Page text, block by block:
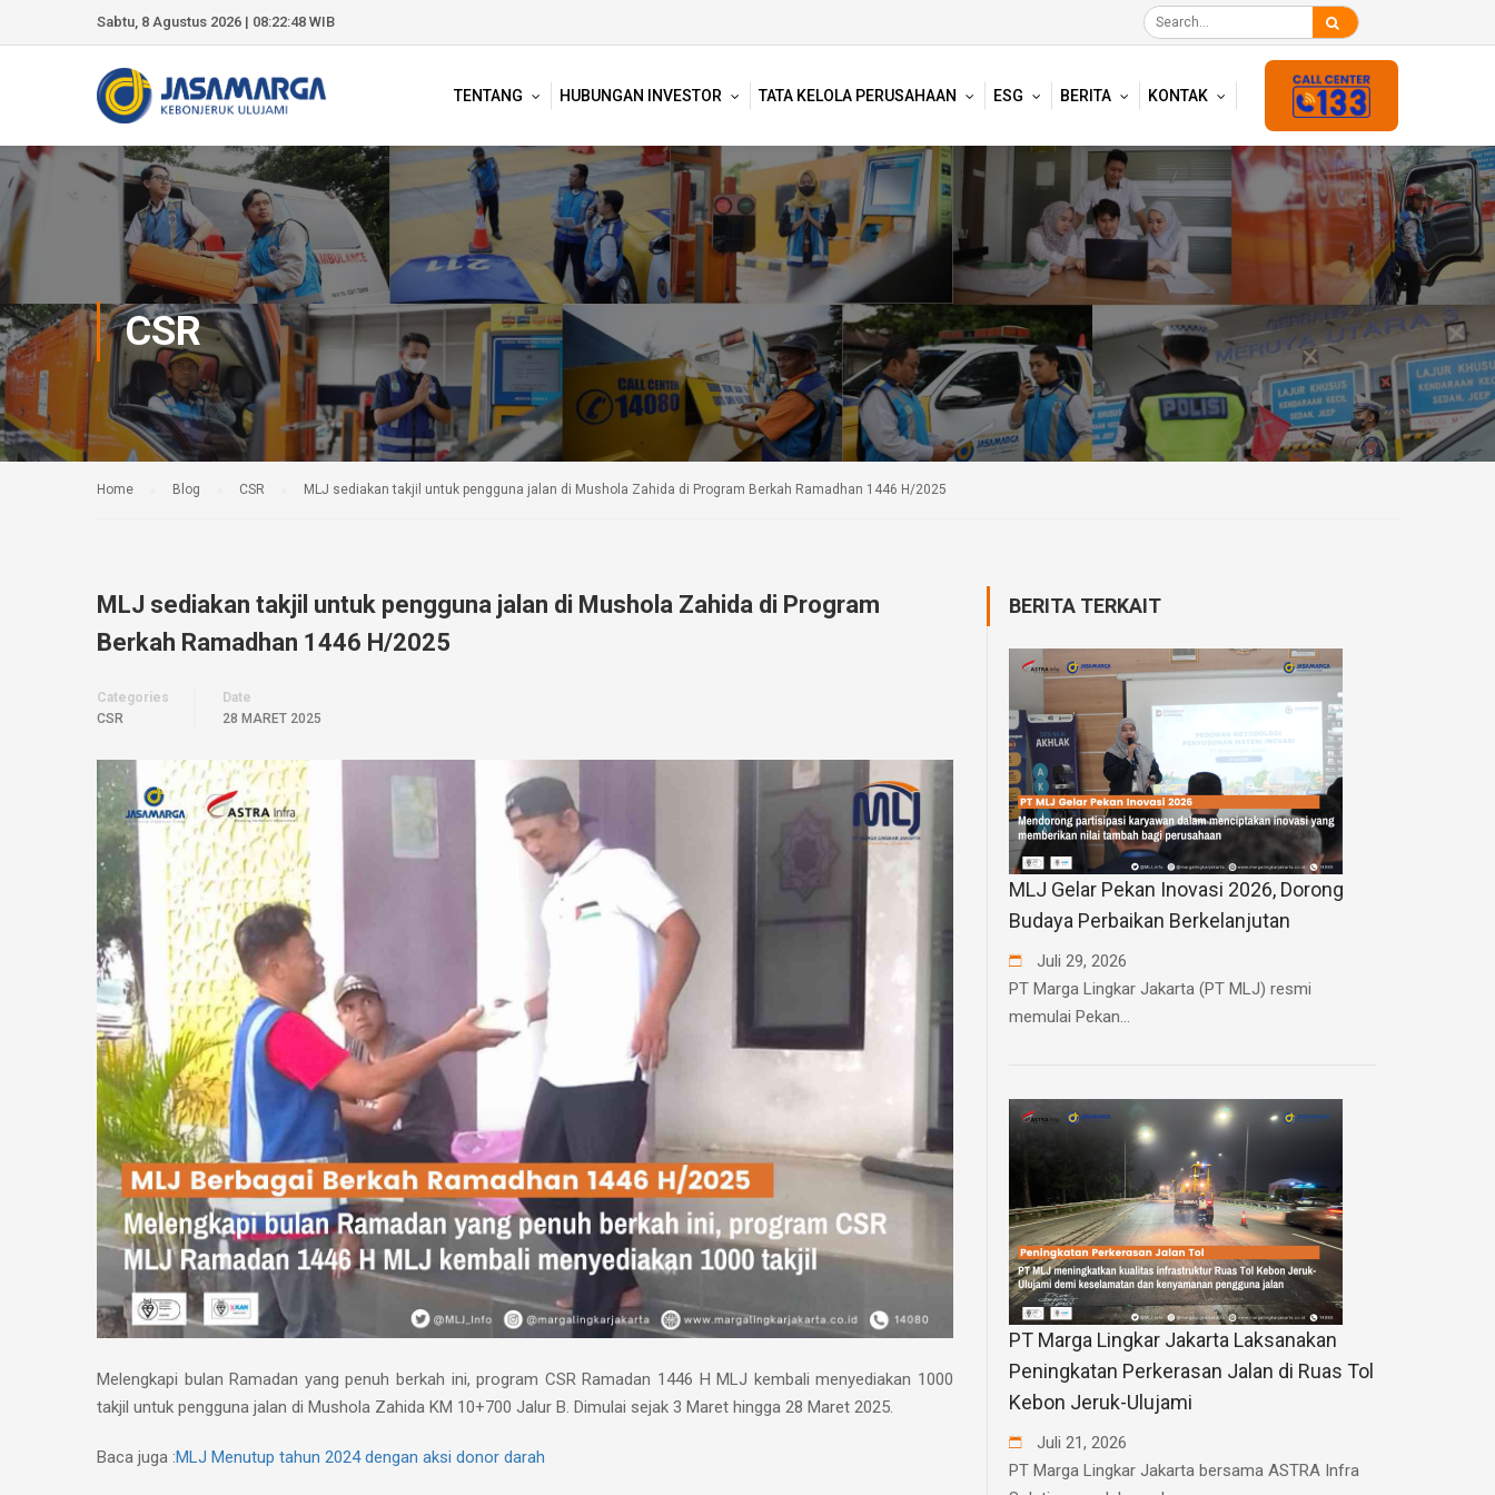
Sabtu, 8 Agustus 2026 | 08:22:49 WIB
TENTANG HUBUNGAN INVESTOR TATA KELOLA PERUSAHAAN ESG BERITA KONTAK
CSR
Home Blog CSR MLJ sediakan takjil untuk pengguna jalan di Mushola Zahida di Program Berkah Ramadhan 1446 H/2025
MLJ sediakan takjil untuk pengguna jalan di Mushola Zahida di Program
Berkah Ramadhan 1446 H/2025
Categories
CSR
Date
28 MARET 2025
Melengkapi bulan Ramadan yang penuh berkah ini, program CSR Ramadan 1446 H MLJ kembali menyediakan 1000
takjil untuk pengguna jalan di Mushola Zahida KM 10+700 Jalur B. Dimulai sejak 3 Maret hingga 28 Maret 2025.
Baca juga :MLJ Menutup tahun 2024 dengan aksi donor darah
BERITA TERKAIT
MLJ Gelar Pekan Inovasi 2026, Dorong
Budaya Perbaikan Berkelanjutan
Juli 29, 2026
PT Marga Lingkar Jakarta (PT MLJ) resmi
memulai Pekan...
PT Marga Lingkar Jakarta Laksanakan
Peningkatan Perkerasan Jalan di Ruas Tol
Kebon Jeruk-Ulujami
Juli 21, 2026
PT Marga Lingkar Jakarta bersama ASTRA Infra